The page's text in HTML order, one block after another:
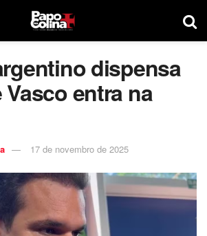
dispensa
entra na
17 de novembro de 2025